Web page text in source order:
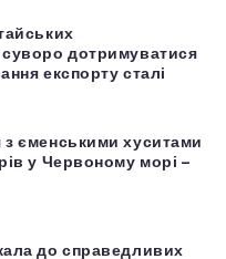
дотримуватися
експорту сталі
єменськими хуситами
у Червоному морі –
до справедливих